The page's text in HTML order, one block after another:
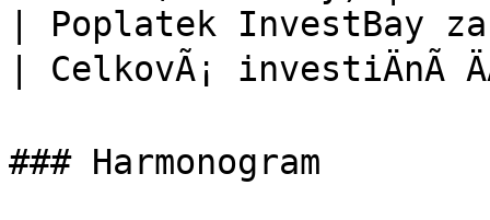
| Poplatek InvestBay
| CelkovÃ¡ investiÄnÃ­
### Harmonogram